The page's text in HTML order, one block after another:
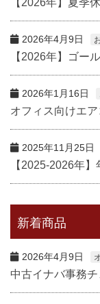
【2026年】夏季
2026年4月9日
【2026年】ゴー
2026年1月16日
オフィス向けエ
2025年11月25日
【2025-2026年
新着商品
2026年4月9日
中古イナバ事務チ